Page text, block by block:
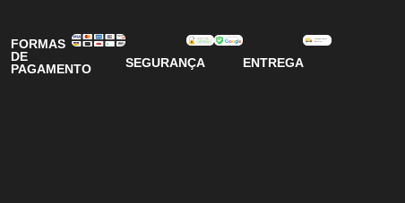
FORMAS
DE
PAGAMENTO
SEGURANÇA ENTREGA